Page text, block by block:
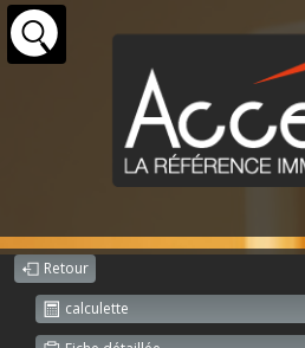
Retour
calculette